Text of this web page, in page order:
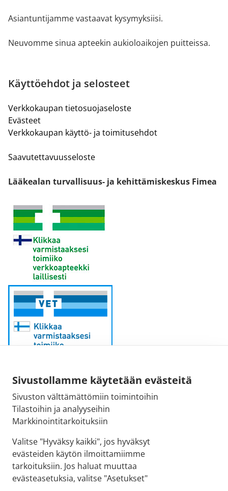
Sivustollamme käytetään evästeitä
Sivuston välttämättömiin toimintoihin
Tilastoihin ja analyyseihin
Markkinointitarkoituksiin
Valitse "Hyväksy kaikki", jos hyväksyt
evästeiden käytön ilmoittamiimme
tarkoituksiin. Jos haluat muuttaa
evästeasetuksia, valitse "Asetukset"
Asiantuntijamme vastaavat kysymyksiisi.
Neuvomme sinua apteekin aukioloaikojen puitteissa.
Käyttöehdot ja selosteet
Verkkokaupan tietosuojaseloste
Evästeet
Verkkokaupan käyttö- ja toimitusehdot
Saavutettavuusseloste
Lääkealan turvallisuus- ja kehittämiskeskus Fimea
Sähköpostiosoite:
kirjaamo@fimea.fi
Fimean vaihde:
029 522 3341
© 2026 Uudenkaupungin 1. apteekki |